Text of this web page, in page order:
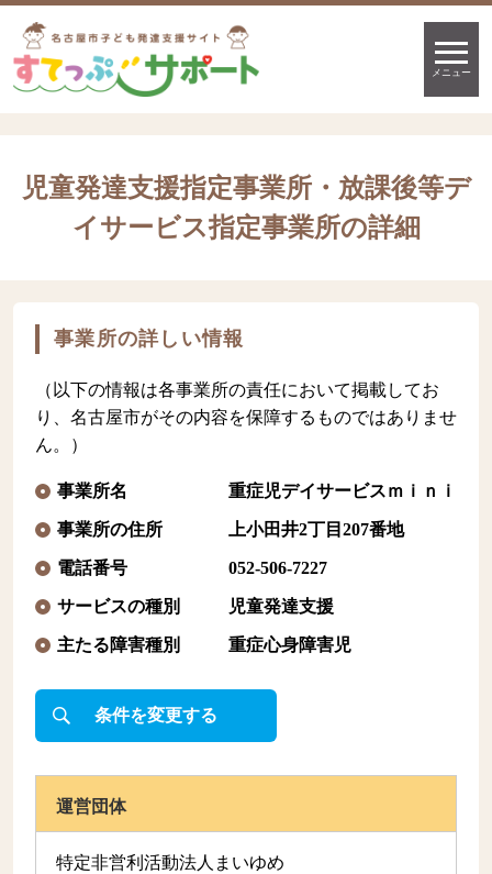
メニュー
児童発達支援指定事業所・放課後等デ
イサービス指定事業所の詳細
事業所の詳しい情報
（以下の情報は各事業所の責任において掲載してお
り、名古屋市がその内容を保障するものではありませ
ん。）
事業所名 重症児デイサービスｍｉｎｉ
事業所の住所 上小田井2丁目207番地
電話番号 052-506-7227
サービスの種別 児童発達支援
主たる障害種別 重症心身障害児
条件を変更する
運営団体
特定非営利活動法人まいゆめ